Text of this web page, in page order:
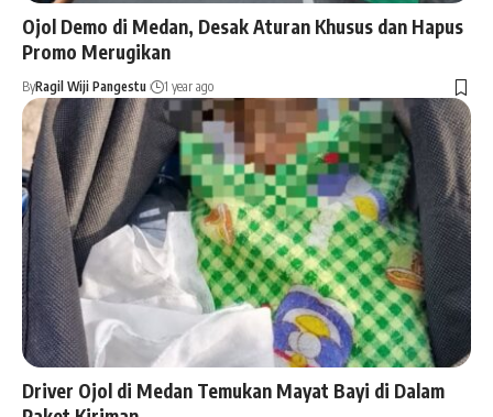
Ojol Demo di Medan, Desak Aturan Khusus dan Hapus
Promo Merugikan
ByRagil Wiji Pangestu 1 year ago
Driver Ojol di Medan Temukan Mayat Bayi di Dalam